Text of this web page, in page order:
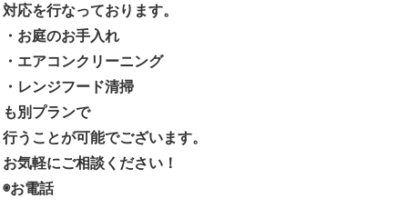
対応を行なっております。
・お庭のお手入れ
・エアコンクリーニング
・レンジフード清掃
も別プランで
行うことが可能でございます。
お気軽にご相談ください！
◉お電話